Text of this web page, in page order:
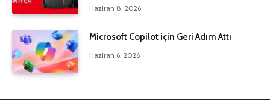
Haziran 8, 2026
Microsoft Copilot için Geri Adım Attı
Haziran 6, 2026